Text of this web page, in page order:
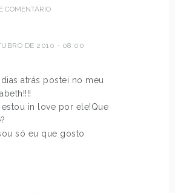
COMENTÁRIO
DE 2010 - 08:00
atrás postei no meu
estou in love por ele!Que
só eu que gosto